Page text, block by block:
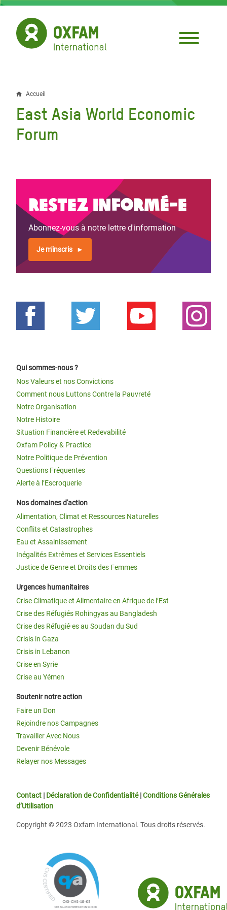
Aller
contenu
principal
Fil
d'Ariane
Accueil
East Asia World Economic
Forum
Restez informé-e
Abonnez-vous à notre lettre d'information
Je m'inscris
Qui sommes-nous ?
Nos Valeurs et nos Convictions
Comment nous Luttons Contre la Pauvreté
Notre Organisation
Notre Histoire
Situation Financière et Redevabilité
Oxfam Policy & Practice
Notre Politique de Prévention
Questions Fréquentes
Alerte à l’Escroquerie
Nos domaines d'action
Alimentation, Climat et Ressources Naturelles
Conflits et Catastrophes
Eau et Assainissement
Inégalités Extrêmes et Services Essentiels
Justice de Genre et Droits des Femmes
Urgences humanitaires
Crise Climatique et Alimentaire en Afrique de l’Est
Crise des Réfugiés Rohingyas au Bangladesh
Crise des Réfugié·es au Soudan du Sud
Crisis in Gaza
Crisis in Lebanon
Crise en Syrie
Crise au Yémen
Soutenir notre action
Faire un Don
Rejoindre nos Campagnes
Travailler Avec Nous
Devenir Bénévole
Relayer nos Messages
Contact | Déclaration de Confidentialité|Conditions Générales
d’Utilisation
Copyright © 2023 Oxfam International. Tous droits réservés.